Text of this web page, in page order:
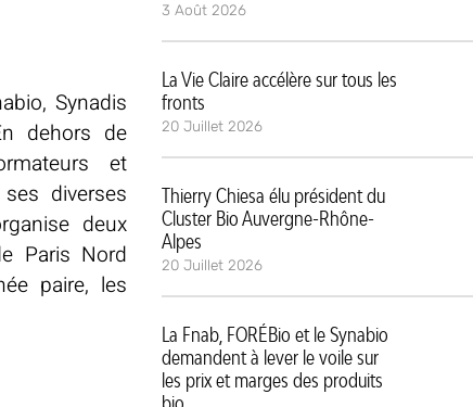
Synadis
dehors de
et
diverses
deux
Paris Nord
paire, les
3 Août 2026
La Vie Claire accélère sur tous les
fronts
20 Juillet 2026
Thierry Chiesa élu président du
Cluster Bio Auvergne-Rhône-
Alpes
20 Juillet 2026
La Fnab, FORÉBio et le Synabio
demandent à lever le voile sur
les prix et marges des produits